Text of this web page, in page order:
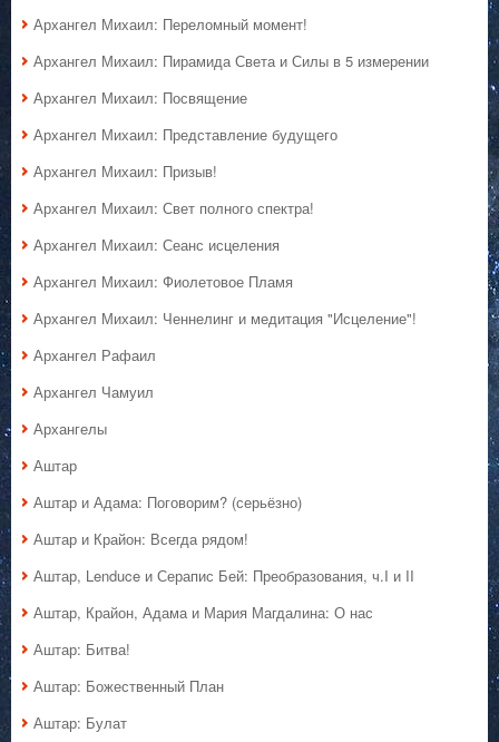
Архангел Михаил: Переломный момент!
Архангел Михаил: Пирамида Света и Силы в 5 измерении
Архангел Михаил: Посвящение
Архангел Михаил: Представление будущего
Архангел Михаил: Призыв!
Архангел Михаил: Свет полного спектра!
Архангел Михаил: Сеанс исцеления
Архангел Михаил: Фиолетовое Пламя
Архангел Михаил: Ченнелинг и медитация "Исцеление"!
Архангел Рафаил
Архангел Чамуил
Архангелы
Аштар
Аштар и Адама: Поговорим? (серьёзно)
Аштар и Крайон: Всегда рядом!
Аштар, Lenduce и Серапис Бей: Преобразования, ч.I и II
Аштар, Крайон, Адама и Мария Магдалина: О нас
Аштар: Битва!
Аштар: Божественный План
Аштар: Булат